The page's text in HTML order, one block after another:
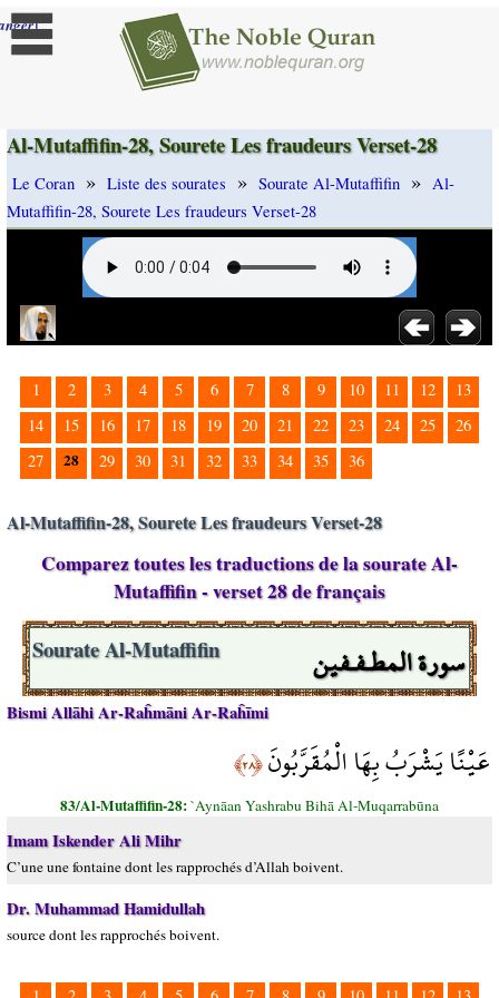
]
Al-Mutaffifin-28, Sourete Les fraudeurs Verset-28
Le Coran » Liste des sourates » Sourate Al-Mutaffifin » Al-
Mutaffifin-28, Sourete Les fraudeurs Verset-28
1 2 3 4 5 6 7 8 9 10 11 12
13
14
15 16 17 18 19 20 21 22 23 24 25
26
27
28 29 30 31 32 33 34 35 36
Al-Mutaffifin-28, Sourete Les fraudeurs Verset-28
Comparez toutes les traductions de la sourate Al-
Mutaffifin - verset 28 de français
سورة المطـفـفين Sourate Al-Mutaffifin
Bismi Allāhi Ar-Raĥmāni Ar-Raĥīmi
عَيْنًا يَشْرَبُ بِهَا الْمُقَرَّبُونَ﴿٢٨﴾
83/Al-Mutaffifin-28:`Aynāan Yashrabu Bihā Al-Muqarrabūna
Imam Iskender Ali Mihr
C’une une fontaine dont les rapprochés d’Allah boivent.
Dr. Muhammad Hamidullah
source dont les rapprochés boivent.